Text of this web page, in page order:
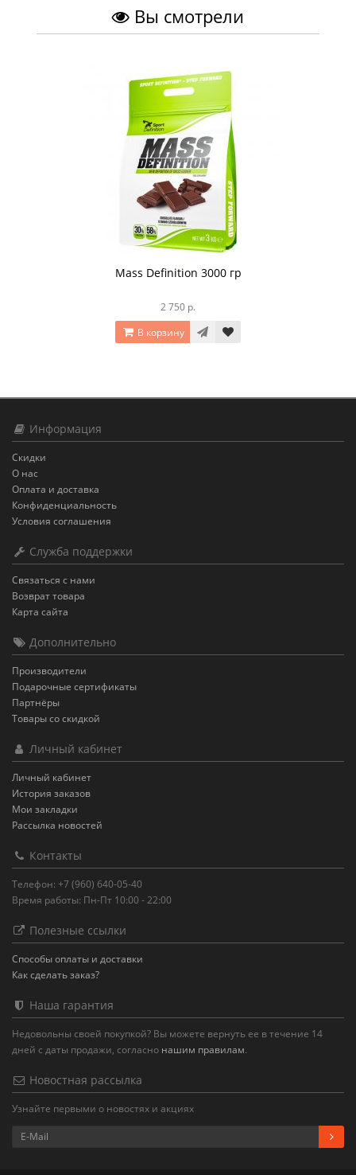
Вы смотрели
Mass Definition 3000 гр
2 750 р.
В корзину
Информация
Скидки
О нас
Оплата и доставка
Конфиденциальность
Условия соглашения
Служба поддержки
Связаться с нами
Возврат товара
Карта сайта
Дополнительно
Производители
Подарочные сертификаты
Партнёры
Товары со скидкой
Личный кабинет
Личный кабинет
История заказов
Мои закладки
Рассылка новостей
Контакты
Телефон: +7 (960) 640-05-40
Время работы: Пн-Пт 10:00 - 22:00
Полезные ссылки
Способы оплаты и доставки
Как сделать заказ?
Наша гарантия
Недовольны своей покупкой? Вы можете вернуть ее в течение 14
дней с даты продажи, согласно нашим правилам.
Новостная рассылка
Узнайте первыми о новостях и акциях